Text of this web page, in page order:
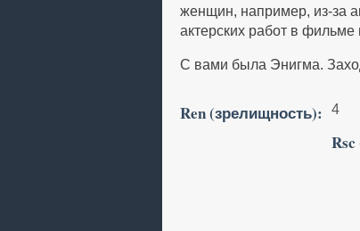
женщин, например, из-за
актерских работ в фильме
С вами была Энигма.
Ren (зрелищность): 4